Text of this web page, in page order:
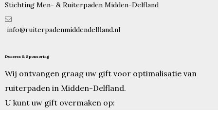
Stichting Men- & Ruiterpaden Midden-Delfland

info@ruiterpadenmiddendelfland.nl
Doneren & Sponsoring
Wij ontvangen graag uw gift voor optimalisatie van
ruiterpaden in Midden-Delfland.
U kunt uw gift overmaken op: